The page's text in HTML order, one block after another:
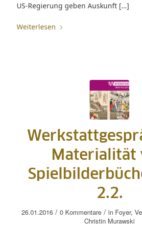
US-Regierung geben Auskunft […]
Weiterlesen
Materialität
2.2.
26.01.2016 / 0 Kommentare / in Foyer,
Christin Murawski